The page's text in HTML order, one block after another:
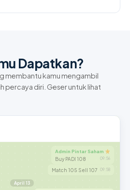
Dapatkan?
membantu kamu mengambil
percaya diri. Geser untuk lihat
Admin Pintar Saham
Buy PADI 108
09:56
Match 105 Sell 107 09:58
April 13